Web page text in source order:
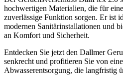
hochwertigen Materialien, die für
zuverlässige Funktion sorgen. Er ist
modernen Sanitärinstallationen und
an Komfort und Sicherheit.
Entdecken Sie jetzt den Dallmer
senkrecht und profitieren Sie von
Abwasserentsorgung, die langfristig